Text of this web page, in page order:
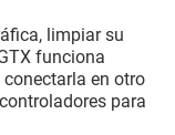
limpiar su
funciona
en otro
para